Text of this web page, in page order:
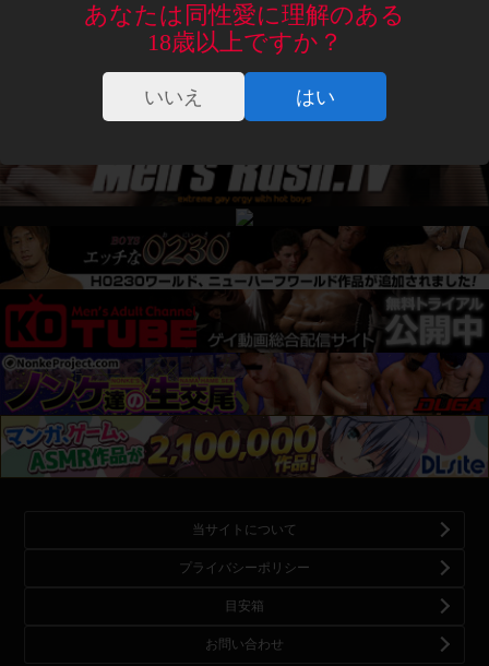
当サイトについて
プライバシーポリシー
目安箱
お問い合わせ
あなたは同性愛に理解のある
18歳以上ですか？
いいえ はい